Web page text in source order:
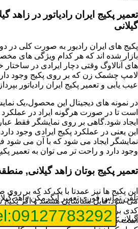
تعمیر پکیج ایران رادیاتور در زاهد
گیلانی
پکیج های ایران رادیور به صورت کلی در دو
بازار شده اند که هر کدام ویژگی های
های آنالاوگ وقتی دچار ایرادی در
لامپ چشمک زن که بر روی پکیج وجود
عیب یابی و تعمیر پکیج ایران رادیاتور
در نمونه های دیجیتال این محصول،یک
است تا در صورت هرگونه ایراد در عملکرد
ایجاد شود.گاهی بر روی نمایشگر فقط
این یعنی در عملکرد پکیج ایرادی وجود
نمایشگر ایجاد می شود که با آن می شود
وجود دارد و راحت تر می توان به تعمیر
تعمیر پکیج بوتان زاهد گیلانی,
این پکیج ها نیز عمدتا با یک کد که بر روی
می شود،قابل شناسایی هستند و اگر
کدی برای شما نمایش داده شد،اولین کار
است که عیب یابی انجام دهید و ایرادی که
تلفن تماس فوریتعمیر آبگرمکن زاهد
گیلانی